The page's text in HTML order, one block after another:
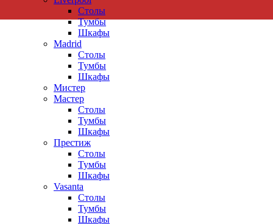
Столы
Тумбы
Шкафы
Madrid
Столы
Тумбы
Шкафы
Мистер
Мастер
Столы
Тумбы
Шкафы
Престиж
Столы
Тумбы
Шкафы
Vasanta
Столы
Тумбы
Шкафы